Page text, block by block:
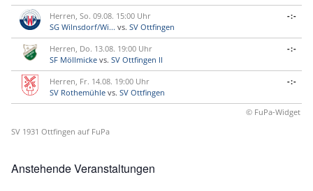
Herren, So. 09.08. 15:00 Uhr
SG Wilnsdorf/Wi... vs. SV Ottfingen
-:-
Herren, Do. 13.08. 19:00 Uhr
SF Möllmicke vs. SV Ottfingen II
-:-
Herren, Fr. 14.08. 19:00 Uhr
SV Rothemühle vs. SV Ottfingen
-:-
© FuPa-Widget
SV 1931 Ottfingen auf FuPa
Anstehende Veranstaltungen